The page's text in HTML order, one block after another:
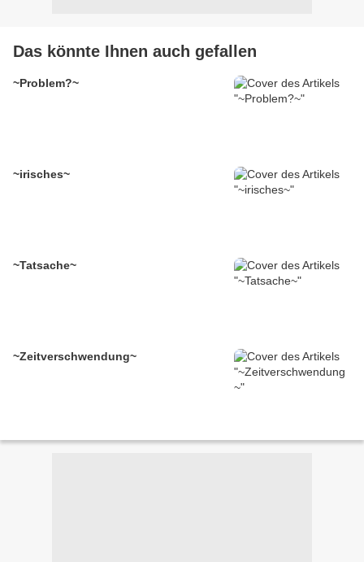
Das könnte Ihnen auch gefallen
~Problem?~
~irisches~
~Tatsache~
~Zeitverschwendung~